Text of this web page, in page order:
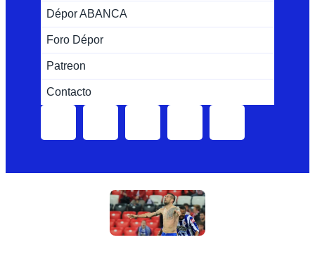
Dépor ABANCA
Foro Dépor
Patreon
Contacto